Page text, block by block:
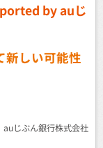
by auじ
新しい可能性
auじぶん銀行株式会社